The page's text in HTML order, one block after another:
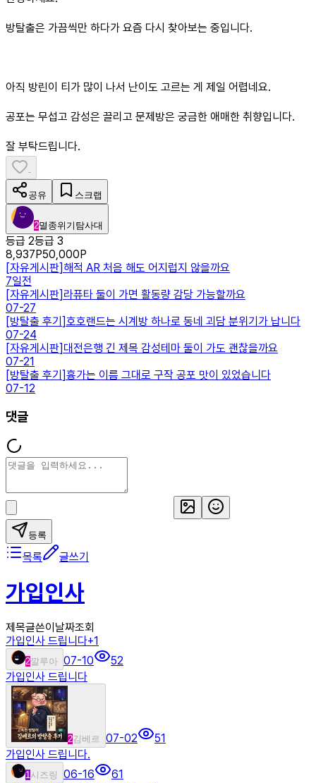
방탈출은 가끔씩만 하다가 요즘 다시 찾아보는 중입니다.
아직 방린이 티가 많이 나서 난이도 고르는 게 제일 어렵네요.
공포는 무섭고 감성은 끌리고 문제방은 궁금한 애매한 취향입니다.
잘 부탁드립니다.
-
공유 스크랩
2멸종위기탐사대
등급 2등급 3
8,937P50,000P
[자유게시판] 해적 AR 처음 해도 어지럽지 않을까요
7일전
[자유게시판] 라퓨타 둘이 가면 활동량 감당 가능할까요
07-27
[방탈출 후기]호호랜드는 시계방 하나로 동네 괴담 분위기가 납니다
07-24
[자유게시판] 대전은행 긴 제목 감성테마 둘이 가도 괜찮을까요
07-21
[방탈출 후기]흉가는 이름 그대로 구작 공포 맛이 있었습니다
07-12
댓글
등록
목록 글쓰기
가입인사
제목글쓴이 날짜조회
가입인사 드립니다+1
2깔루아 07-10
52
가입인사 드립니다
2김베르 07-02
51
가입인사 드립니다.
1시즈링 06-16
61